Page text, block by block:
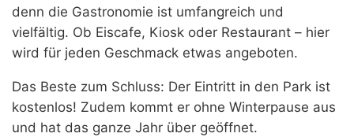
denn die Gastronomie ist umfangreich und
vielfältig. Ob Eiscafe, Kiosk oder Restaurant – hier
wird für jeden Geschmack etwas angeboten.
Das Beste zum Schluss: Der Eintritt in den Park ist
kostenlos! Zudem kommt er ohne Winterpause aus
und hat das ganze Jahr über geöffnet.